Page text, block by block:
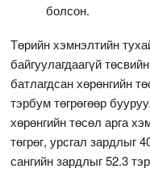
болсон.
Төрийн хэмнэлтийн
байгуулагдаагүй
батлагдсан хөрөнгийн
тэрбум төгрөгөөр
хөрөнгийн төсөл арга
төгрөг, урсгал зардлыг
сангийн зардлыг 52.3